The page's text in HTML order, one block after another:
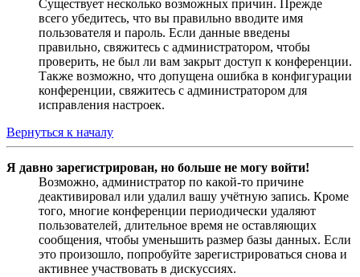
Существует несколько возможных причин. Прежде
всего убедитесь, что вы правильно вводите имя
пользователя и пароль. Если данные введены
правильно, свяжитесь с администратором, чтобы
проверить, не был ли вам закрыт доступ к конференции.
Также возможно, что допущена ошибка в конфигурации
конференции, свяжитесь с администратором для
исправления настроек.
Вернуться к началу
Я давно зарегистрирован, но больше не могу войти!
Возможно, администратор по какой-то причине
деактивировал или удалил вашу учётную запись. Кроме
того, многие конференции периодически удаляют
пользователей, длительное время не оставляющих
сообщения, чтобы уменьшить размер базы данных. Если
это произошло, попробуйте зарегистрироваться снова и
активнее участвовать в дискуссиях.